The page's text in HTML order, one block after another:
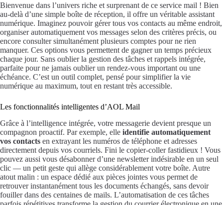
Bienvenue dans l’univers riche et surprenant de ce service mail ! Bien
au-delà d’une simple boîte de réception, il offre un véritable assistant
numérique. Imaginez pouvoir gérer tous vos contacts au même endroit,
organiser automatiquement vos messages selon des critères précis, ou
encore consulter simultanément plusieurs comptes pour ne rien
manquer. Ces options vous permettent de gagner un temps précieux
chaque jour. Sans oublier la gestion des tâches et rappels intégrée,
parfaite pour ne jamais oublier un rendez-vous important ou une
échéance. C’est un outil complet, pensé pour simplifier la vie
numérique au maximum, tout en restant très accessible.
Les fonctionnalités intelligentes d’AOL Mail
Grâce à l’intelligence intégrée, votre messagerie devient presque un
compagnon proactif. Par exemple, elle identifie automatiquement
vos contacts en extrayant les numéros de téléphone et adresses
directement depuis vos courriels. Fini le copier-coller fastidieux ! Vous
pouvez aussi vous désabonner d’une newsletter indésirable en un seul
clic — un petit geste qui allège considérablement votre boîte. Autre
atout malin : un espace dédié aux pièces jointes vous permet de
retrouver instantanément tous les documents échangés, sans devoir
fouiller dans des centaines de mails. L’automatisation de ces tâches